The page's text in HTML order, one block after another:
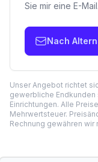
Sie mir eine E-Mail.
Nach
Unser Angebot richtet
gewerbliche
Einrichtungen. Alle
Mehrwertsteuer.
Rechnung gewähren